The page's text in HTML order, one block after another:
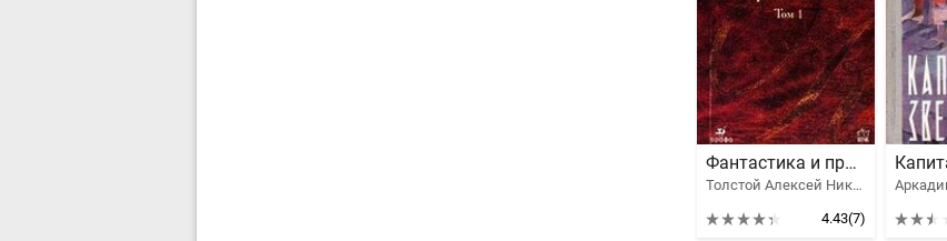
Фантастика и приключения. Том 1
Толстой Алексей Николаевич, Ефремов Иван Антонович, Беляев Александр Романович, Пикуль Валентин Саввич, Одоевский Владимир Федорович, Грин Александр Степанович, Валерий Брюсов, Толстой Алексей Константинович, Платонов Андрей Платонович, Чаянов Александр Васильевич, Козачинский Александр Владимирович
4.43(7)